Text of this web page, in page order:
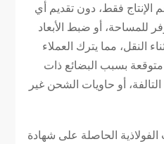
الإنتاج فقط، دون تقديم أي
للمساحة، أو ضبط الأبعاد
النقل، مما يترك العملاء
بسبب البضائع ذات
التالفة، أو حاويات الشحن غير
الفولاذية الحاصلة على شهادة